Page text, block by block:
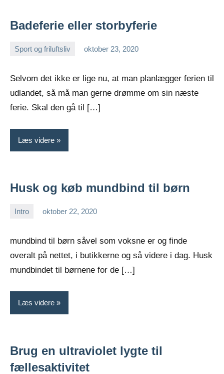
Badeferie eller storbyferie
Sport og friluftsliv oktober 23, 2020
Esben
Selvom det ikke er lige nu, at man planlægger ferien til
udlandet, så må man gerne drømme om sin næste
ferie. Skal den gå til […]
Læs videre
Husk og køb mundbind til børn
Intro oktober 22, 2020
mundbind til børn såvel som voksne er og finde
overalt på nettet, i butikkerne og så videre i dag. Husk
mundbindet til børnene for de […]
Læs videre
Brug en ultraviolet lygte til
fællesaktivitet